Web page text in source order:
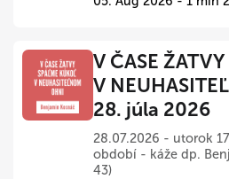
V ČASE
V
28. júla 2026
28.07.2026 - utorok
období - káže dp.
43)